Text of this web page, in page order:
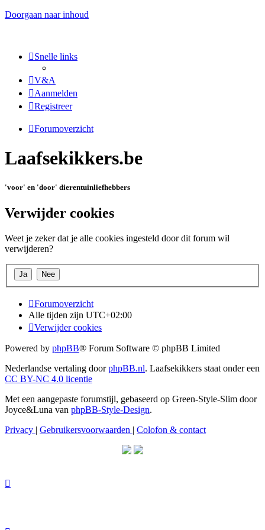
Doorgaan naar inhoud
Snelle links
V&A
Aanmelden
Registreer
Forumoverzicht
Laafsekikkers.be
'voor' en 'door' dierentuinliefhebbers
Verwijder cookies
Weet je zeker dat je alle cookies ingesteld door dit forum wil
verwijderen?
Forumoverzicht
Alle tijden zijn UTC+02:00
Verwijder cookies
Powered by phpBB® Forum Software © phpBB Limited
Nederlandse vertaling doorphpBB.nl. Laafsekikkers staat onder een
CC BY-NC 4.0 licentie
Met een aangepaste forumstijl, gebaseerd op Green-Style-Slim door
Joyce&Luna van phpBB-Style-Design.
Privacy | Gebruikersvoorwaarden | Colofon & contact